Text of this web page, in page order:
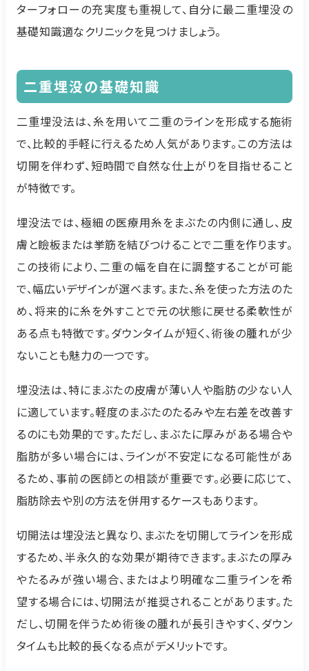
ターフォローの充実度も重視して、自分に最二重埋没の
基礎知識適なクリニックを見つけましょう。
二重埋没の基礎知識
二重埋没法は、糸を用いて二重のラインを形成する施術
で、比較的手軽に行えるため人気があります。この方法は
切開を伴わず、短時間で自然な仕上がりを目指せること
が特徴です。
埋没法では、極細の医療用糸をまぶたの内側に通し、皮
膚と瞼板または挙筋を結びつけることで二重を作ります。
この技術により、二重の幅を自在に調整することが可能
で、幅広いデザインが選べます。また、糸を使った方法のた
め、将来的に糸を外すことで元の状態に戻せる柔軟性が
ある点も特徴です。ダウンタイムが短く、術後の腫れが少
ないことも魅力の一つです。
埋没法は、特にまぶたの皮膚が薄い人や脂肪の少ない人
に適しています。軽度のまぶたのたるみや左右差を改善す
るのにも効果的です。ただし、まぶたに厚みがある場合や
脂肪が多い場合には、ラインが不安定になる可能性があ
るため、事前の医師との相談が重要です。必要に応じて、
脂肪除去や別の方法を併用するケースもあります。
切開法は埋没法と異なり、まぶたを切開してラインを形成
するため、半永久的な効果が期待できます。まぶたの厚み
やたるみが強い場合、またはより明確な二重ラインを希
望する場合には、切開法が推奨されることがあります。た
だし、切開を伴うため術後の腫れが長引きやすく、ダウン
タイムも比較的長くなる点がデメリットです。